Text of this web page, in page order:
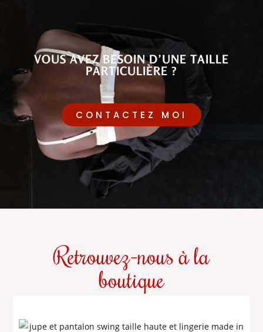
VOUS AVEZ BESOIN D’UNE TAILLE
PARTICULIÈRE ?
CONTACTEZ MOI
Retrouvez-nous à la
boutique